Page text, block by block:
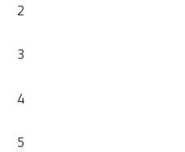
2
3
4
5